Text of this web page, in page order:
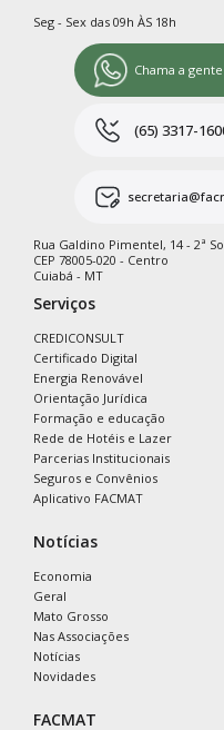
Seg - Sex das 09h ÀS 18h
Chama a
(65) 3317-
Rua Galdino Pimentel, 14 - 2ª
CEP 78005-020 - Centro
Cuiabá - MT
Serviços
CREDICONSULT
Certificado Digital
Energia Renovável
Orientação Jurídica
Formação e educação
Rede de Hotéis e Lazer
Parcerias Institucionais
Seguros e Convênios
Aplicativo FACMAT
Notícias
Economia
Geral
Mato Grosso
Nas Associações
Notícias
Novidades
FACMAT